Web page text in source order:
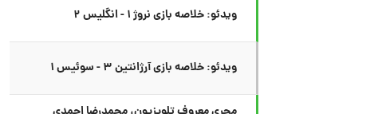
ویدئو: خلاصه بازی نروژ ۱ - انگلیس ۲
ویدئو: خلاصه بازی آرژانتین ۳ - سوئیس ۱